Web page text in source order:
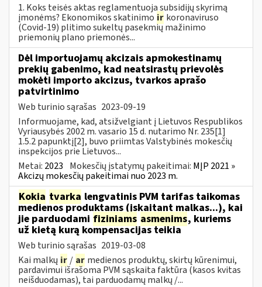
1. Koks teisės aktas reglamentuoja subsidijų skyrimą
įmonėms? Ekonomikos skatinimo ir koronaviruso
(Covid-19) plitimo sukeltų pasekmių mažinimo
priemonių plano priemonės...
Dėl importuojamų akcizais apmokestinamų
prekių gabenimo, kad neatsirastų prievolės
mokėti importo akcizus, tvarkos aprašo
patvirtinimo
Web turinio sąrašas 2023-09-19
Informuojame, kad, atsižvelgiant į Lietuvos Respublikos
Vyriausybės 2002 m. vasario 15 d. nutarimo Nr. 235[1]
1.5.2 papunktį[2], buvo priimtas Valstybinės mokesčių
inspekcijos prie Lietuvos...
Metai: 2023 Mokesčių įstatymų pakeitimai: MĮP 2021 »
Akcizų mokesčių pakeitimai nuo 2023 m.
Kokia tvarka lengvatinis PVM tarifas taikomas
medienos produktams (įskaitant malkas...), kai
jie parduodami fiziniams asmenims, kuriems
už kietą kurą kompensacijas teikia
Web turinio sąrašas 2019-03-08
Kai malkų ir / ar medienos produktų, skirtų kūrenimui,
pardavimui išrašoma PVM sąskaita faktūra (kasos kvitas
neišduodamas), tai parduodamų malkų /...